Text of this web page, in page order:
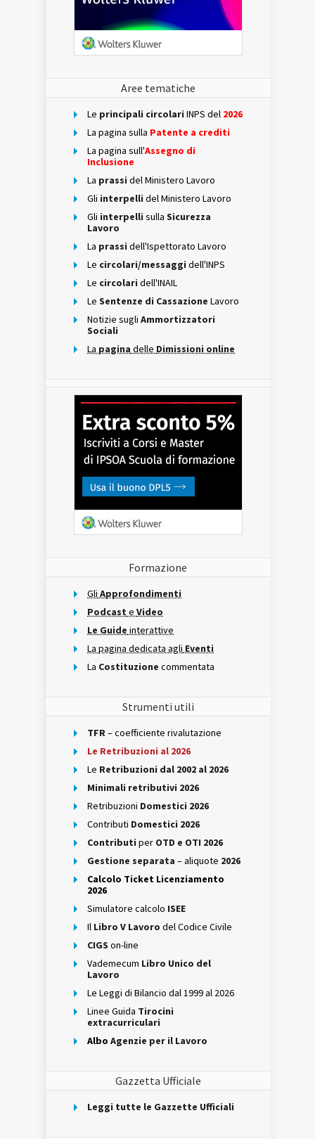
Aree tematiche
Le principali circolari INPS del 2026
La pagina sulla Patente a crediti
La pagina sull'Assegno di
Inclusione
La prassi del Ministero Lavoro
Gli interpelli del Ministero Lavoro
Gli interpelli sulla Sicurezza
Lavoro
La prassi dell'Ispettorato Lavoro
Le circolari/messaggi dell'INPS
Le circolari dell'INAIL
Le Sentenze di Cassazione Lavoro
Notizie sugli Ammortizzatori
Sociali
La pagina delle Dimissioni online
Formazione
Gli Approfondimenti
Podcast e Video
Le Guide interattive
La pagina dedicata agli Eventi
La Costituzione commentata
Strumenti utili
TFR– coefficiente rivalutazione
Le Retribuzioni al 2026
Le Retribuzioni dal 2002 al 2026
Minimali retributivi 2026
Retribuzioni Domestici 2026
Contributi Domestici 2026
Contributi per OTD e OTI 2026
Gestione separata – aliquote 2026
Calcolo Ticket Licenziamento
2026
Simulatore calcolo ISEE
Il Libro V Lavoro del Codice Civile
CIGS on-line
Vademecum Libro Unico del
Lavoro
Le Leggi di Bilancio dal 1999 al 2026
Linee Guida Tirocini
extracurriculari
Albo Agenzie per il Lavoro
Gazzetta Ufficiale
Leggi tutte le Gazzette Ufficiali